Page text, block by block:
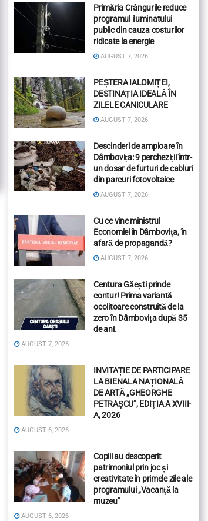
Primăria Crângurile reduce
programul iluminatului
public din cauza costurilor
ridicate la energie
AUGUST 7, 2026
PEȘTERA IALOMIȚEI,
DESTINAȚIA IDEALĂ ÎN
ZILELE CANICULARE
AUGUST 7, 2026
Descinderi de amploare în
Dâmbovița: 9 percheziții într-
un dosar de furturi de cabluri
din parcuri fotovoltaice
AUGUST 7, 2026
Cu ce vine ministrul
Economiei în Dâmbovița, în
afară de propagandă?
AUGUST 7, 2026
Centura Găești prinde
contur! Prima variantă
ocolitoare construită de la
zero în Dâmbovița după 35
de ani.
AUGUST 7, 2026
INVITAȚIE DE PARTICIPARE
LA BIENALA NAȚIONALĂ
DE ARTĂ „GHEORGHE
PETRAȘCU”, EDIŢIA A XVIII-
A, 2026
AUGUST 6, 2026
Copiii au descoperit
patrimoniul prin joc și
creativitate în primele zile ale
programului „Vacanță la
muzeu”
AUGUST 6, 2026